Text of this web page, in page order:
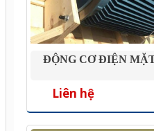
ĐỘNG CƠ ĐIỆN
Liên hệ